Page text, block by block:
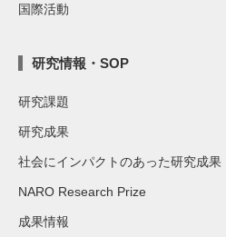
国際活動
研究情報・SOP
研究課題
研究成果
社会にインパクトのあった研究成果
NARO Research Prize
成果情報